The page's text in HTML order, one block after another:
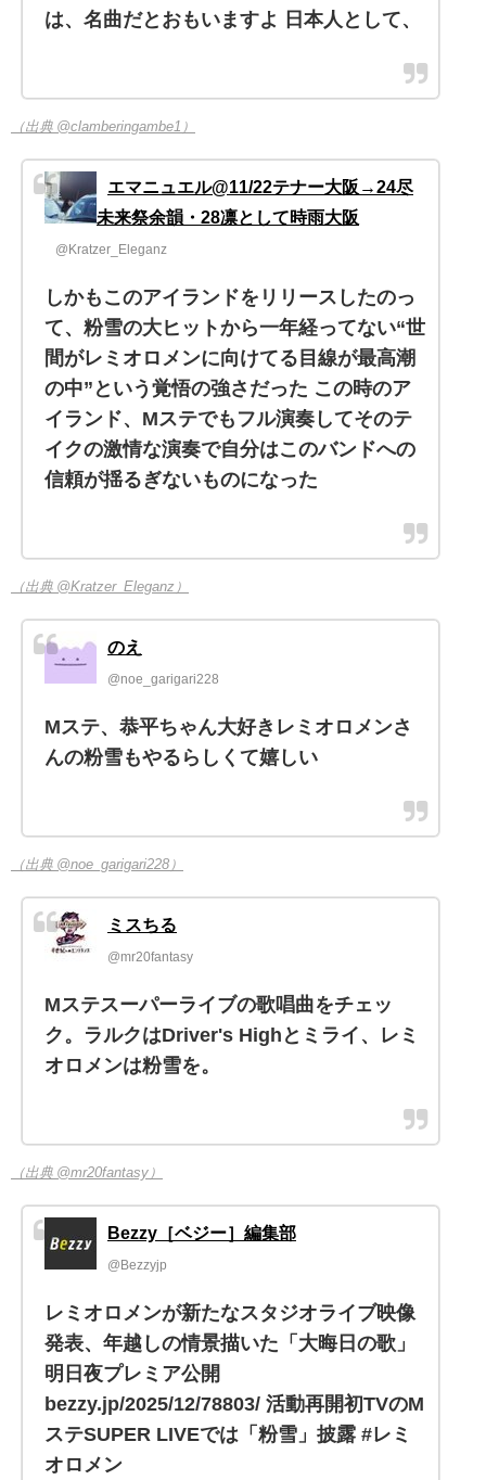
は、名曲だとおもいますよ 日本人として、
（出典 @clamberingambe1）
エマニュエル@11/22テナー大阪→24尽
未来祭余韻・28凛として時雨大阪
@Kratzer_Eleganz
しかもこのアイランドをリリースしたのっ
て、粉雪の大ヒットから一年経ってない“世
間がレミオロメンに向けてる目線が最高潮
の中”という覚悟の強さだった この時のア
イランド、Mステでもフル演奏してそのテ
イクの激情な演奏で自分はこのバンドへの
信頼が揺るぎないものになった
（出典 @Kratzer_Eleganz）
のえ
@noe_garigari228
Mステ、恭平ちゃん大好きレミオロメンさ
んの粉雪もやるらしくて嬉しい
（出典 @noe_garigari228）
ミスちる
@mr20fantasy
Mステスーパーライブの歌唱曲をチェッ
ク。ラルクはDriver's Highとミライ、レミ
オロメンは粉雪を。
（出典 @mr20fantasy）
Bezzy［ベジー］編集部
@Bezzyjp
レミオロメンが新たなスタジオライブ映像
発表、年越しの情景描いた「大晦日の歌」
明日夜プレミア公開
bezzy.jp/2025/12/78803/ 活動再開初TVのM
ステSUPER LIVEでは「粉雪」披露 #レミ
オロメン